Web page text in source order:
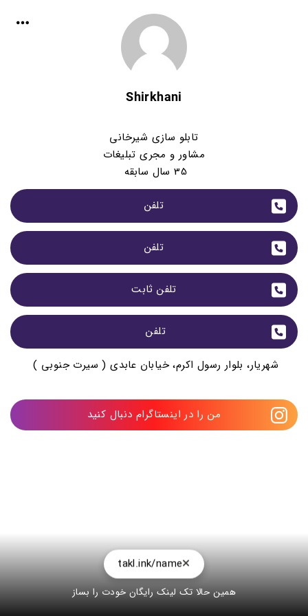
Shirkhani
تابلو سازی شیرخانی
مشاور و مجری تبلیغات
35 سال سابقه
تلفن
تلفن
تلفن ثابت
تلفن
شهریار، بلوار رسول اکرم، خیابان عابدی ( سیرت جنوبی )
من را در اینستاگرام دنبال کنید
takl.ink/name
همین حالا تک لینک رایگان خودت را بساز